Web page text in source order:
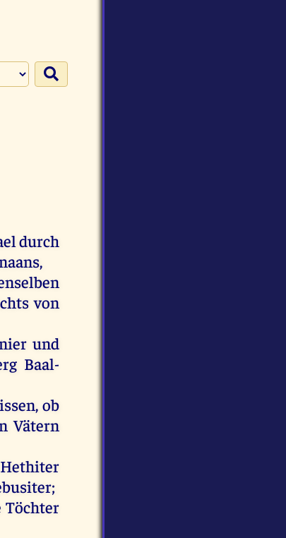
durch
,
von
und
Baal-
, ob
Vätern
Hethiter
;
Töchter